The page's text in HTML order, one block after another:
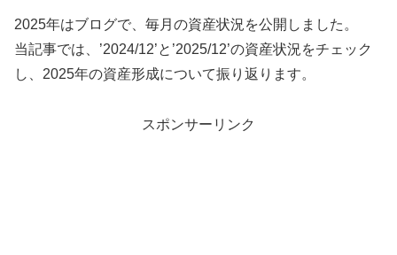
2025年はブログで、毎月の資産状況を公開しました。
当記事では、’2024/12’と’2025/12’の資産状況をチェック
し、2025年の資産形成について振り返ります。
スポンサーリンク